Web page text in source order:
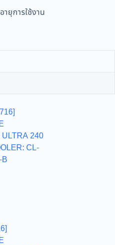
ยุการใช้งาน